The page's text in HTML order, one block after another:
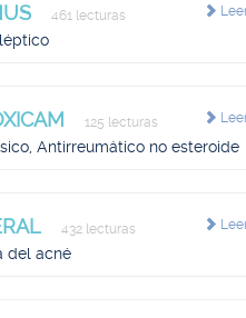
461 lecturas
125 lecturas
Antirreumático no esteroide
432 lecturas
del acné